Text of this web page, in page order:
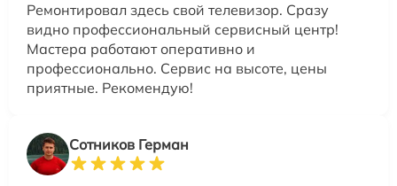
Ремонтировал здесь свой телевизор. Сразу
видно профессиональный сервисный центр!
Мастера работают оперативно и
профессионально. Сервис на высоте, цены
приятные. Рекомендую!
Сотников Герман